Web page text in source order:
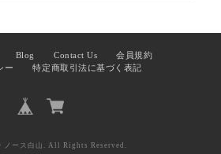
Blog Contact Us
会員規約
ー
特定商取引法に基づく表記
ース白山. All Rights Reserved.